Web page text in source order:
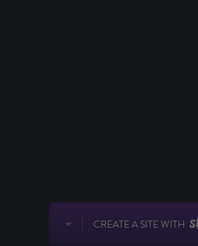
CREATE A SITE WITH